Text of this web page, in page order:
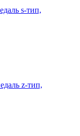
s-тип,
z-тип,